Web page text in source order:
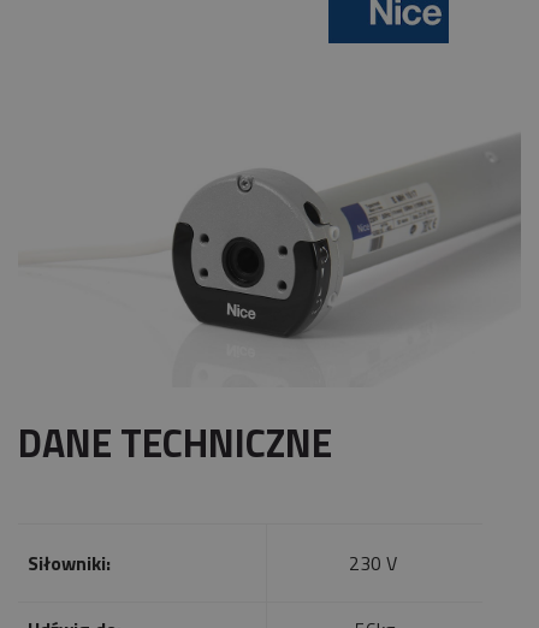
DANE TECHNICZNE
Siłowniki: 230 V